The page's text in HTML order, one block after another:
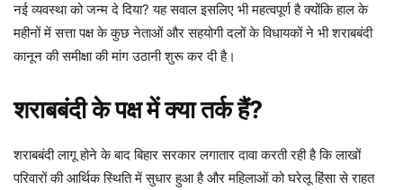
नई व्यवस्था को जन्म दे दिया? यह सवाल इसलिए भी महत्वपूर्ण है क्योंकि हाल के
महीनों में सत्ता पक्ष के कुछ नेताओं और सहयोगी दलों के विधायकों ने भी शराबबंदी
कानून की समीक्षा की मांग उठानी शुरू कर दी है।
शराबबंदी के पक्ष में क्या तर्क हैं?
शराबबंदी लागू होने के बाद बिहार सरकार लगातार दावा करती रही है कि लाखों
परिवारों की आर्थिक स्थिति में सुधार हुआ है और महिलाओं को घरेलू हिंसा से राहत